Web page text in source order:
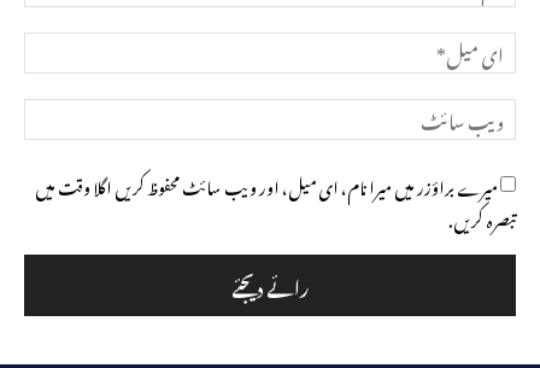
ای
میل*
ویب
سائٹ
میرے براؤزر میں میرا نام، ای میل، اور ویب سائٹ محفوظ کریں اگلا وقت میں
تبصرہ کریں.